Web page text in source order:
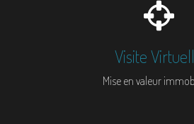
Visite
Mise en valeur